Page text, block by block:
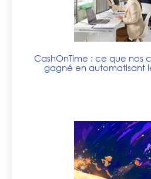
CashOnTime : ce que nos
gagné en automatisant